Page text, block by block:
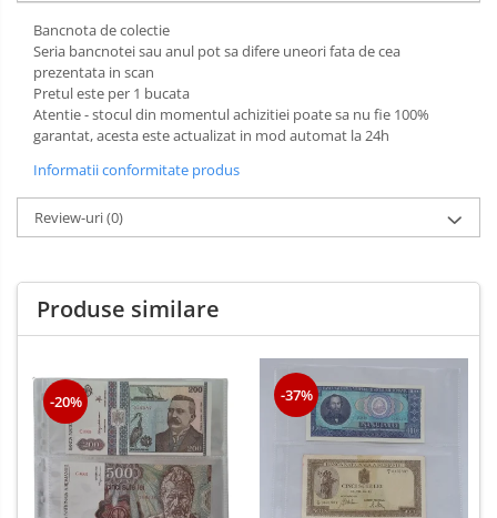
Bancnota de colectie
Seria bancnotei sau anul pot sa difere uneori fata de cea
prezentata in scan
Pretul este per 1 bucata
Atentie - stocul din momentul achizitiei poate sa nu fie 100%
garantat, acesta este actualizat in mod automat la 24h
Informatii conformitate produs
Review-uri(0)
Produse similare
-20% -37%